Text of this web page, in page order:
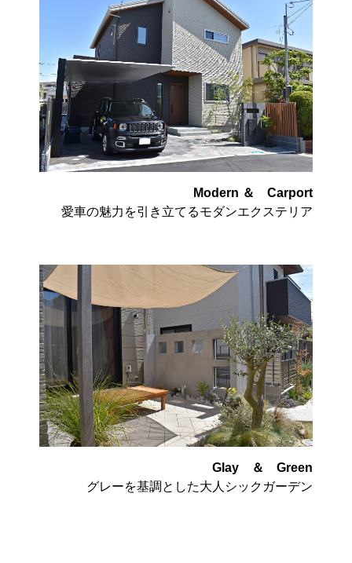
Modern ＆ Carport
愛車の魅力を引き立てるモダンエクステリア
Glay ＆ Green
グレーを基調とした大人シックガーデン